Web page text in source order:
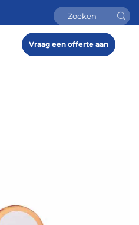
Vraag een offerte aan